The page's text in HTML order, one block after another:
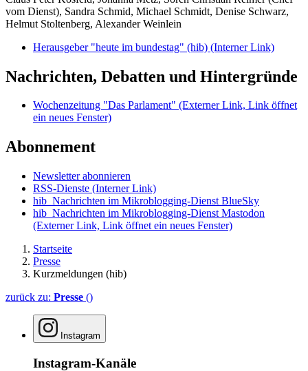
vom Dienst), Sandra Schmid, Michael Schmidt, Denise Schwarz,
Helmut Stoltenberg, Alexander Weinlein
Herausgeber "heute im bundestag" (hib) (Interner Link)
Nachrichten, Debatten und Hintergründe
Wochenzeitung "Das Parlament" (Externer Link, Link öffnet
ein neues Fenster)
Abonnement
Newsletter abonnieren
RSS-Dienste (Interner Link)
hib_Nachrichten im Mikroblogging-Dienst BlueSky
hib_Nachrichten im Mikroblogging-Dienst Mastodon
(Externer Link, Link öffnet ein neues Fenster)
Startseite
Presse
Kurzmeldungen (hib)
zurück zu: Presse ()
Instagram
Instagram-Kanäle